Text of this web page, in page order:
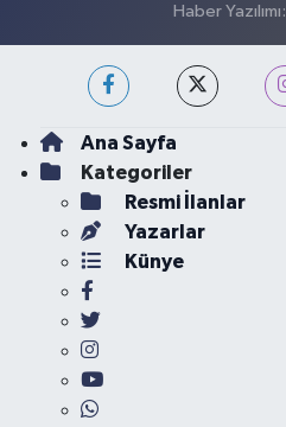
Haber Yazılımı:
Ana Sayfa
Kategoriler
Resmi İlanlar
Yazarlar
Künye